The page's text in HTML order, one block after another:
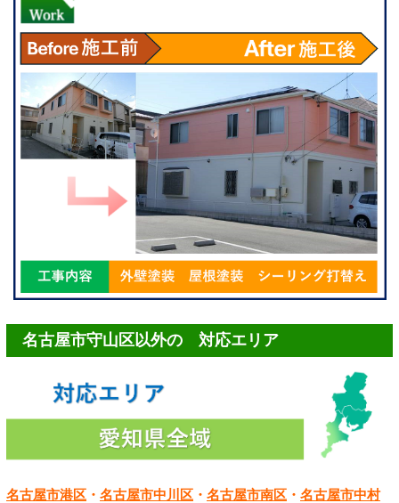
名古屋市守山区以外の 対応エリア
名古屋市港区 ・ 名古屋市中川区 ・ 名古屋市南区 ・ 名古屋市中村